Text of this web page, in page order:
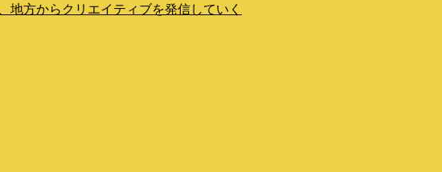
方からクリエイティブを発信していく